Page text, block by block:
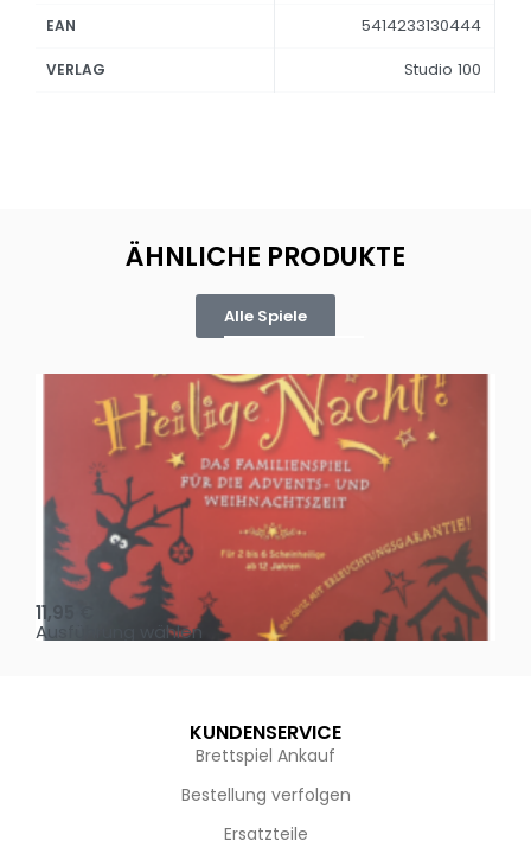
EAN 5414233130444
VERLAG Studio 100
ÄHNLICHE PRODUKTE
Alle Spiele
Oh, heilige Nacht!
11,95
Ausführung wählen
KUNDENSERVICE
Brettspiel Ankauf
Bestellung verfolgen
Ersatzteile